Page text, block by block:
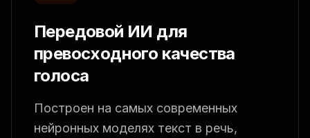
Передовой ИИ для
превосходного качества
голоса
Построен на самых современных
нейронных моделях текст в речь,